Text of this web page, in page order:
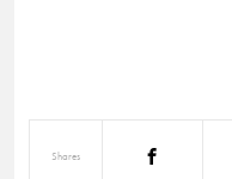
Shares